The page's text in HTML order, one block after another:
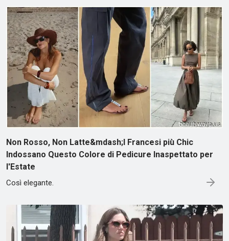
Non Rosso, Non Latte&mdash;I Francesi più Chic
Indossano Questo Colore di Pedicure Inaspettato per
l'Estate
Così elegante.